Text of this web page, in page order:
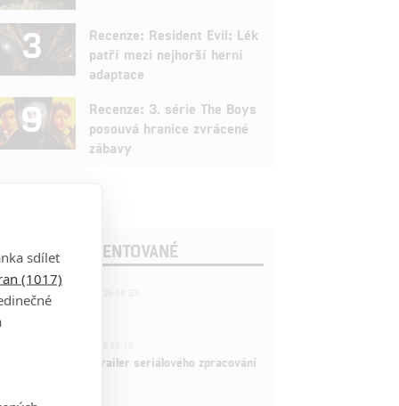
3
Recenze: Resident Evil: Lék
patří mezi nejhorší herní
adaptace
9
Recenze: 3. série The Boys
posouvá hranice zvrácené
zábavy
KOMENTOVANÉ
221 FILM | 22.04.2026 08:53
專家
Potter: První trailer seriálového zpracování
sdílet
(1017)